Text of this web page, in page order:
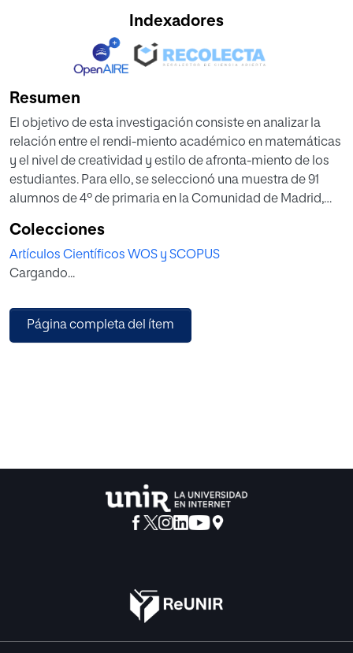
Indexadores
Resumen
El objetivo de esta investigación consiste en analizar la
relación entre el rendi-miento académico en matemáticas
y el nivel de creatividad y estilo de afronta-miento de los
estudiantes. Para ello, se seleccionó una muestra de 91
alumnos de 4º de primaria en la Comunidad de Madrid,
creatividad; la Escala de Afrontamiento para Niños, para
evaluar los modos de afrontar la materia, y se utilizó la
nota media de matemáticas, para valorar el rendimiento
existencia de correlaciones significativas entre
rendimiento y creatividad y rendimiento y afrontamiento;
Colecciones
Artículos Científicos WOS y SCOPUS
Cargando...
Página completa del ítem